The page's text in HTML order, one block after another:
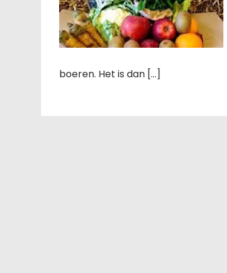
boeren. Het is dan […]